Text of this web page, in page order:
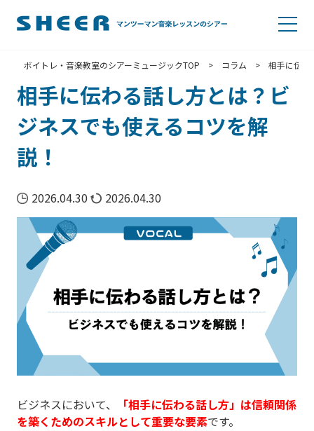
ボイトレ・音楽教室のシアーミュージックTOP > コラム > 相手に伝わ
相手に伝わる話し方とは？ビ
ジネスでも使えるコツを解
説！
2026.04.30 2026.04.30
ビジネスにおいて、
「相手に伝わる話し方」は信頼関係
を築くためのスキルとして重要な要素です。